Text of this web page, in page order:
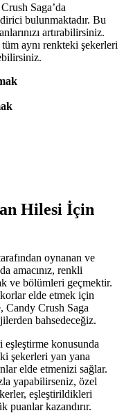
Saga’da
bulunmaktadır. Bu
artırabilirsiniz.
aynı renkteki şekerleri
Hilesi İçin
oynanan ve
amacınız, renkli
ve bölümleri geçmektir.
elde etmek için
Candy Crush Saga
bahsedeceğiz.
konusunda
şekerleri yan yana
elde etmenizi sağlar.
yapabilirseniz, özel
eşleştirildikleri
puanlar kazandırır.